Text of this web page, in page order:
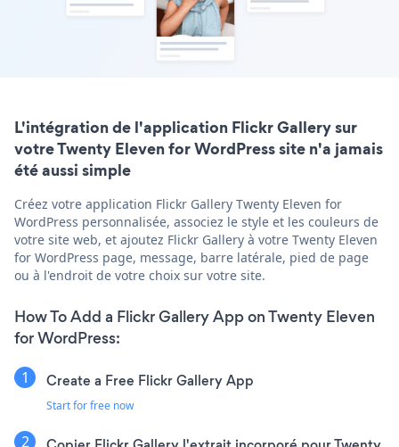
L'intégration de l'application Flickr Gallery sur
votre Twenty Eleven for WordPress site n'a jamais
été aussi simple
Créez votre application Flickr Gallery Twenty Eleven for
WordPress personnalisée, associez le style et les couleurs de
votre site web, et ajoutez Flickr Gallery à votre Twenty Eleven
for WordPress page, message, barre latérale, pied de page
ou à l'endroit de votre choix sur votre site.
How To Add a Flickr Gallery App on Twenty Eleven
for WordPress:
Create a Free Flickr Gallery App
Start for free now